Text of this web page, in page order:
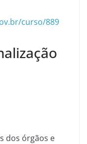
curso/889
dos órgãos e